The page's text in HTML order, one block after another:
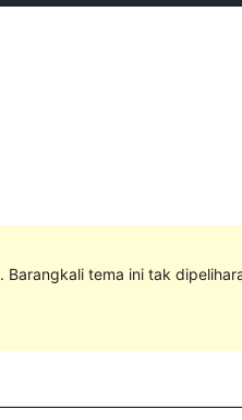
. Barangkali tema ini tak